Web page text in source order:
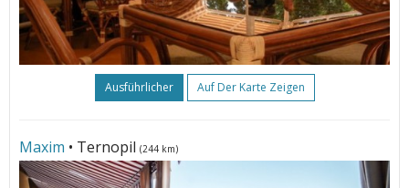
Ausführlicher Auf Der Karte Zeigen
Maxim • Ternopil (244 km)